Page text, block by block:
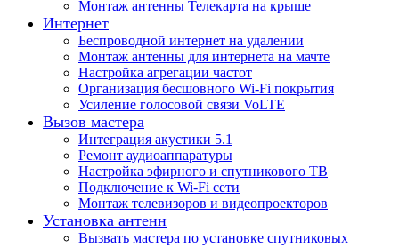
Монтаж антенны Телекарта на крыше
Интернет
Беспроводной интернет на удалении
Монтаж антенны для интернета на мачте
Настройка агрегации частот
Организация бесшовного Wi-Fi покрытия
Усиление голосовой связи VoLTE
Вызов мастера
Интеграция акустики 5.1
Ремонт аудиоаппаратуры
Настройка эфирного и спутникового ТВ
Подключение к Wi-Fi сети
Монтаж телевизоров и видеопроекторов
Установка антенн
Вызвать мастера по установке спутниковых